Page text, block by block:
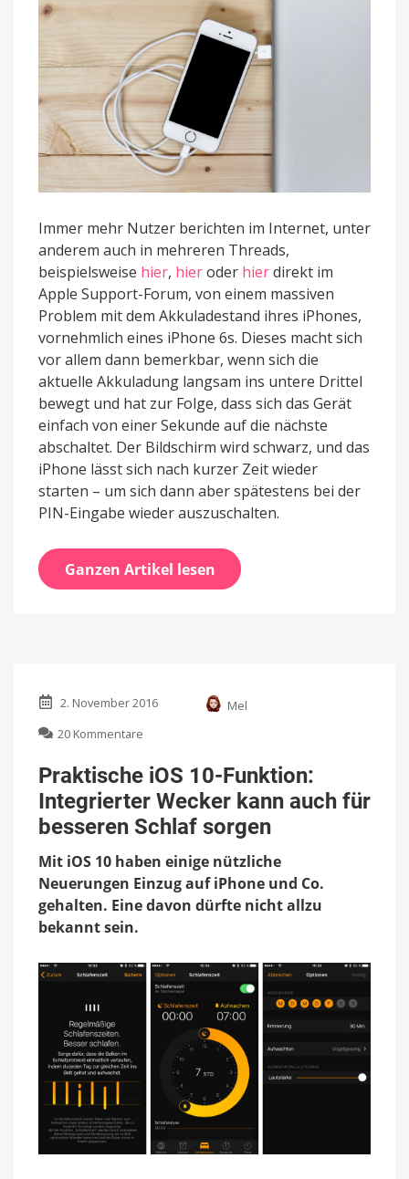
Immer mehr Nutzer berichten im Internet, unter
anderem auch in mehreren Threads,
beispielsweise hier, hieroder hierdirekt im
Apple Support-Forum, von einem massiven
Problem mit dem Akkuladestand ihres iPhones,
vornehmlich eines iPhone 6s. Dieses macht sich
vor allem dann bemerkbar, wenn sich die
aktuelle Akkuladung langsam ins untere Drittel
bewegt und hat zur Folge, dass sich das Gerät
einfach von einer Sekunde auf die nächste
abschaltet. Der Bildschirm wird schwarz, und das
iPhone lässt sich nach kurzer Zeit wieder
starten – um sich dann aber spätestens bei der
PIN-Eingabe wieder auszuschalten.
Ganzen Artikel lesen
2. November 2016
Mel
20 Kommentare
iOS
10-
Funktion:
Integrierter
Wecker
kann
für
besseren
Praktische iOS 10-Funktion:
Integrierter Wecker kann auch für
besseren Schlaf sorgen
Mit iOS 10 haben einige nützliche
Neuerungen Einzug auf iPhone und Co.
gehalten. Eine davon dürfte nicht allzu
bekannt sein.